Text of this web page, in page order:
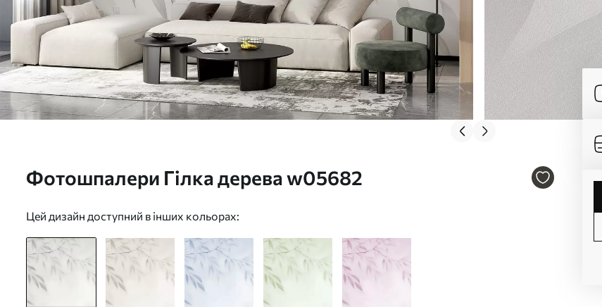
Фотошпалери Гілка дерева w05682
Цей дизайн доступний в інших кольорах: